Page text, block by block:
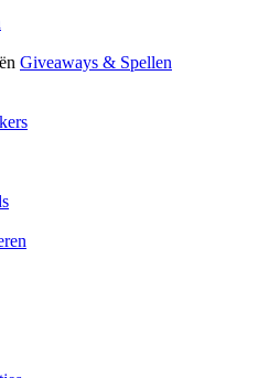
Giveaways & Spellen